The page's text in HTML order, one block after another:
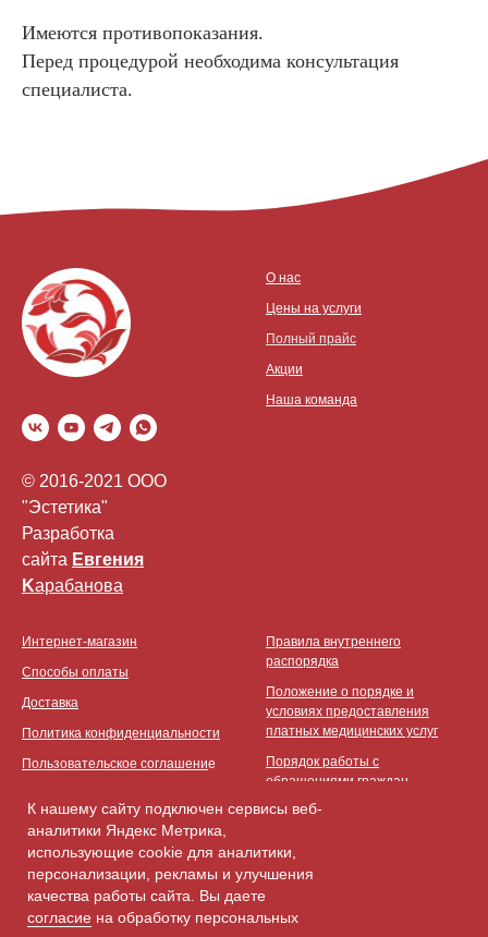
Имеются противопоказания.
Перед процедурой необходима консультация
специалиста.
© 2016-2021 ООО
"Эстетика"
Разработка
сайта Eвгения
Kарабанова
О нас
Цены на услуги
Полный прайс
Акции
Наша команда
Интернет-магазин
Способы оплаты
Доставка
Политика конфиденциальности
Пользовательское соглашениe
Правила внутреннего
распорядка
Положение о порядке и
условиях предоставления
платных медицинских услуг
Порядок работы с
обращениями граждан
Политика обработки и защиты
Правила записи на первичный
прием
К нашему сайту подключен сервисы веб-
аналитики Яндекс Метрика,
использующие cookie для аналитики,
персонализации, рекламы и улучшения
качества работы сайта. Вы даете
согласие на обработку персональных